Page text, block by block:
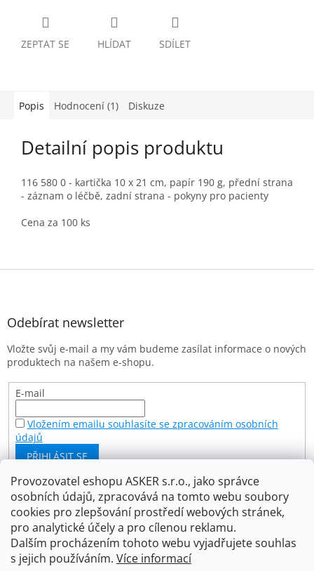
Provozovatel eshopu ASKER s.r.o., jako správce
osobních údajů, zpracovává na tomto webu soubory
cookies pro zlepšování prostředí webových stránek,
pro analytické účely a pro cílenou reklamu.
Dalším procházením tohoto webu vyjadřujete souhlas
s jejich používáním. Více informací
ZEPTAT SE HLÍDAT SDÍLET
Popis Hodnocení (1) Diskuze
Detailní popis produktu
116 580 0 - kartička 10 x 21 cm, papír 190 g, přední strana
- záznam o léčbě, zadní strana - pokyny pro pacienty
Cena za 100 ks
Z
Odebírat newsletter
Vložte svůj e-mail a my vám budeme zasílat informace o nových
produktech na našem e-shopu.
E-mail
Vložením emailu souhlasíte se zpracováním osobních
údajů
PŘIHLÁSIT SE
Facebook